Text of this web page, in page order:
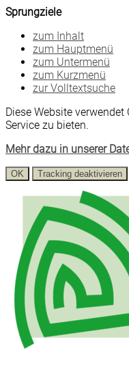
Sprungziele
zum Inhalt
zum Hauptmenü
zum Untermenü
zum Kurzmenü
zur Volltextsuche
Diese Website
Service zu bieten.
Mehr dazu in unserer
OK Tracking deaktivieren